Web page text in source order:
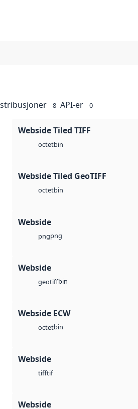
8 API-er 0
Webside Tiled TIFF
octetbin
Webside Tiled GeoTIFF
octetbin
Webside
pngpng
Webside
geotiffbin
Webside ECW
octetbin
Webside
tifftif
Webside